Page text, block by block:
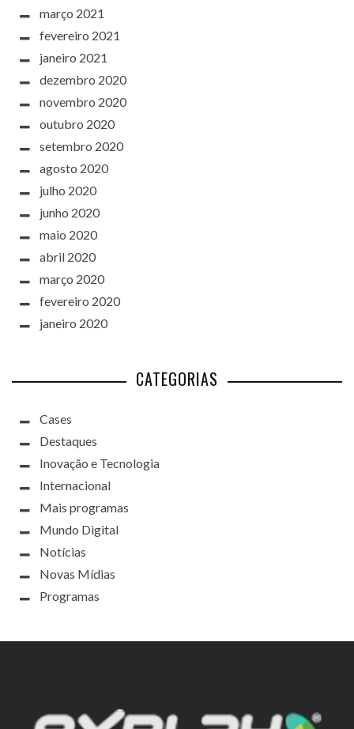
março 2021
fevereiro 2021
janeiro 2021
dezembro 2020
novembro 2020
outubro 2020
setembro 2020
agosto 2020
julho 2020
junho 2020
maio 2020
abril 2020
março 2020
fevereiro 2020
janeiro 2020
CATEGORIAS
Cases
Destaques
Inovação e Tecnologia
Internacional
Mais programas
Mundo Digital
Notícias
Novas Mídias
Programas